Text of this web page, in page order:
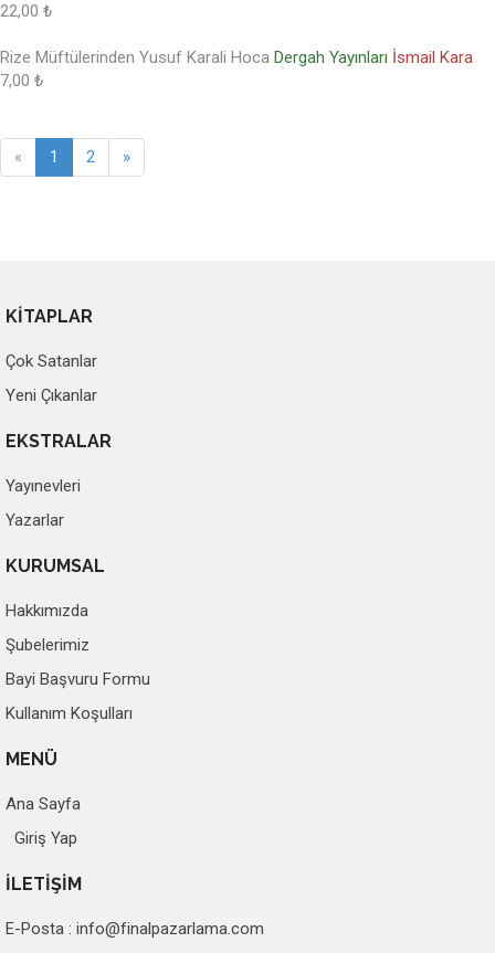
22,00 ₺
Rize Müftülerinden Yusuf Karali Hoca Dergah Yayınları İsmail Kara
7,00 ₺
« 1 2 »
KİTAPLAR
Çok Satanlar
Yeni Çıkanlar
EKSTRALAR
Yayınevleri
Yazarlar
KURUMSAL
Hakkımızda
Şubelerimiz
Bayi Başvuru Formu
Kullanım Koşulları
MENÜ
Ana Sayfa
Giriş Yap
İLETİŞİM
E-Posta : info@finalpazarlama.com